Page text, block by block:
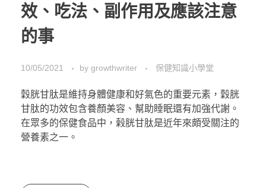
效、吃法、副作用及應該注意
的事
10/05/2021 by growthwriter 保健知識小學堂
穀胱甘肽是維持身體健康和好氣色的重要元素，穀胱
甘肽的功效包含養顏美容、幫助睡眠還有加強代謝。
在眾多的保健食品中，榖胱甘肽是近年來頗受關注的
營養素之一。